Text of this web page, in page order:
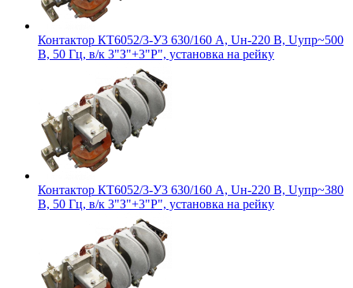
Контактор КТ6052/3-У3 630/160 А, Uн-220 В, Uупр~500
В, 50 Гц, в/к 3"З"+3"Р", установка на рейку
Контактор КТ6052/3-У3 630/160 А, Uн-220 В, Uупр~380
В, 50 Гц, в/к 3"З"+3"Р", установка на рейку